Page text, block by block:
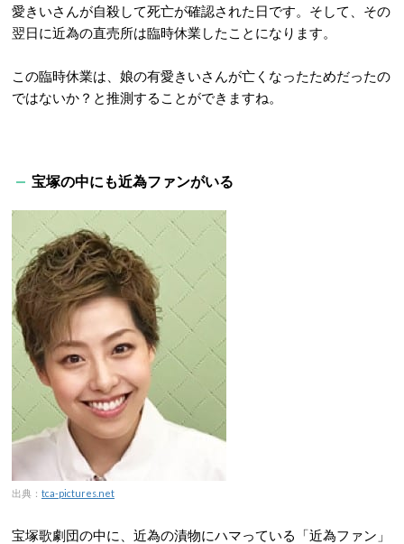
愛きいさんが自殺して死亡が確認された日です。そして、その
翌日に近為の直売所は臨時休業したことになります。
この臨時休業は、娘の有愛きいさんが亡くなったためだったの
ではないか？と推測することができますね。
宝塚の中にも近為ファンがいる
出典： tca-pictures.net
宝塚歌劇団の中に、近為の漬物にハマっている「近為ファン」